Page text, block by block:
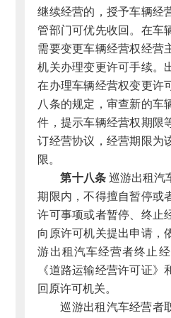
继续经营的，授予车辆经
管部门可优先收回。在车
需要变更车辆经营权经营
机关办理变更许可手续。
在办理车辆经营权变更许
八条的规定，审查新的车
件，提示车辆经营权期限
订经营协议，经营期限为
限。
第十八条巡游出租汽
期限内，不得擅自暂停或
许可事项或者暂停、终止
向原许可机关提出申请，
游出租汽车经营者终止
《道路运输经营许可证
回原许可机关。
巡游出租汽车经营者